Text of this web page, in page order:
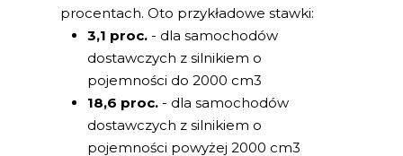
procentach. Oto przykładowe stawki:
3,1 proc. - dla samochodów
dostawczych z silnikiem o
pojemności do 2000 cm3
18,6 proc. - dla samochodów
dostawczych z silnikiem o
pojemności powyżej 2000 cm3